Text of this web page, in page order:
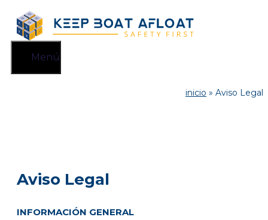
Saltar
contenido
Menú
inicio » Aviso Legal
Aviso Legal
INFORMACIÓN GENERAL